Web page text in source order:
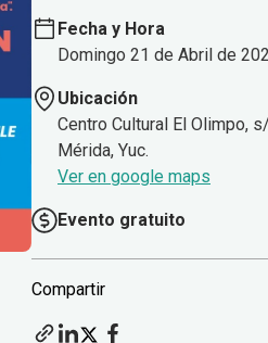
Fecha y Hora
Domingo 21 de Abril de
Ubicación
Centro Cultural El Olimpo,
Mérida, Yuc.
Ver en google maps
Evento gratuito
Compartir